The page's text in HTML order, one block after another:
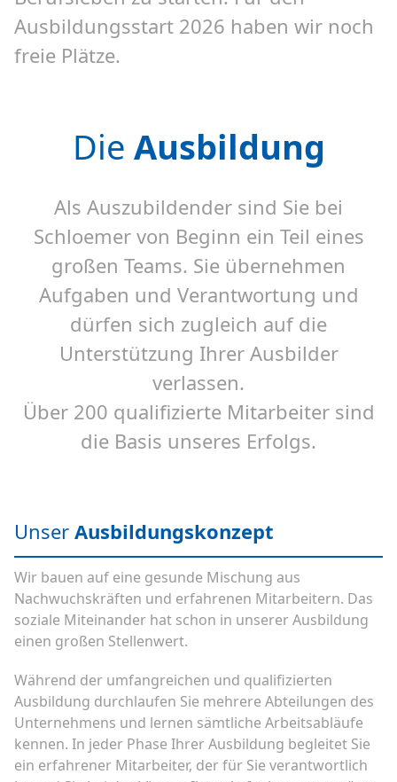
Ausbildungsstart 2026 haben wir noch
freie Plätze.
Die Ausbildung
Als Auszubildender sind Sie bei
Schloemer von Beginn ein Teil eines
großen Teams. Sie übernehmen
Aufgaben und Verantwortung und
dürfen sich zugleich auf die
Unterstützung Ihrer Ausbilder
verlassen.
Über 200 qualifizierte Mitarbeiter sind
die Basis unseres Erfolgs.
Unser Ausbildungskonzept
Wir bauen auf eine gesunde Mischung aus
Nachwuchskräften und erfahrenen Mitarbeitern. Das
soziale Miteinander hat schon in unserer Ausbildung
einen großen Stellenwert.
Während der umfangreichen und qualifizierten
Ausbildung durchlaufen Sie mehrere Abteilungen des
Unternehmens und lernen sämtliche Arbeitsabläufe
kennen. In jeder Phase Ihrer Ausbildung begleitet Sie
ein erfahrener Mitarbeiter, der für Sie verantwortlich